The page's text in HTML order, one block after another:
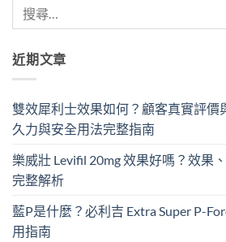
近期文章
雙效犀利士效果如何？顧客真實評價
久力與安全用法完整指南
樂威壯 Levifil 20mg 效果好嗎？效果
完整解析
藍P是什麼？必利吉 Extra Super P-
用指南